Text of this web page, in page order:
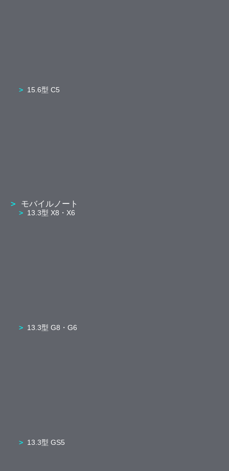
15.6型 C5
モバイルノート
13.3型 X8・X6
13.3型 G8・G6
13.3型 GS5